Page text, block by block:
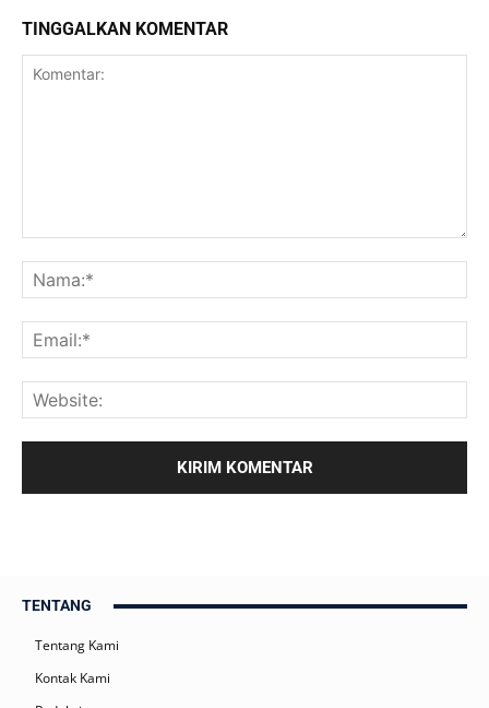
TINGGALKAN KOMENTAR
TENTANG
Tentang Kami
Kontak Kami